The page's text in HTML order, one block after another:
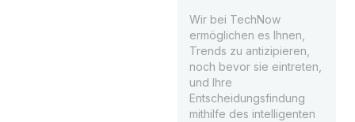
Wir bei TechNow
ermöglichen es Ihnen,
Trends zu antizipieren,
noch bevor sie eintreten,
und Ihre
Entscheidungsfindung
mithilfe des intelligenten